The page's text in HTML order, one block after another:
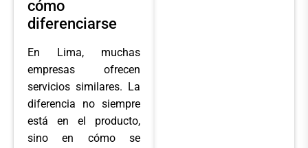
cómo
diferenciarse
En Lima, muchas
empresas ofrecen
servicios similares. La
diferencia no siempre
está en el producto,
sino en cómo se